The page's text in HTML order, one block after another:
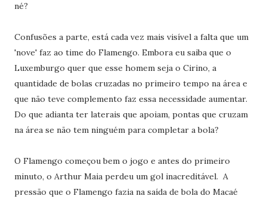
né?
Confusões a parte, está cada vez mais visível a falta que um
'nove' faz ao time do Flamengo. Embora eu saiba que o
Luxemburgo quer que esse homem seja o Cirino, a
quantidade de bolas cruzadas no primeiro tempo na área e
que não teve complemento faz essa necessidade aumentar.
Do que adianta ter laterais que apoiam, pontas que cruzam
na área se não tem ninguém para completar a bola?
O Flamengo começou bem o jogo e antes do primeiro
minuto, o Arthur Maia perdeu um gol inacreditável. A
pressão que o Flamengo fazia na saída de bola do Macaé